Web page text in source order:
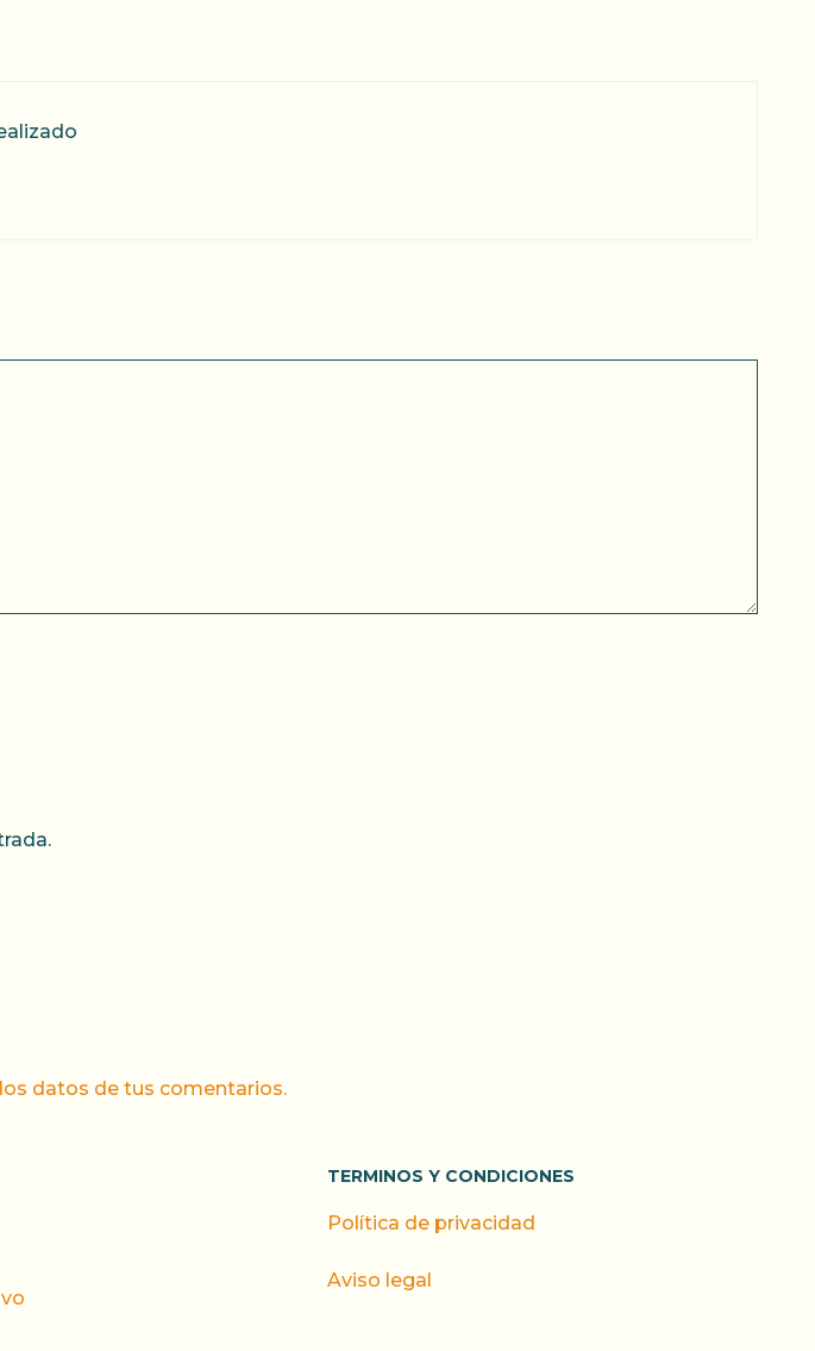
datos de tus comentarios.
TERMINOS Y CONDICIONES
Política de privacidad
Aviso legal